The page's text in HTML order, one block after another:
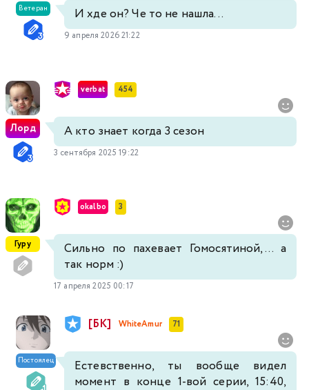
Ветеран И хде он? Че то не нашла...
9 апреля 2026 21:22
Лорд
verbat 454
А кто знает когда 3 сезон
3 сентября 2025 19:22
Гуру
okalbo 3
Сильно по пахевает Гомосятиной,... а
так норм :)
17 апреля 2025 00:17
Постоялец
[БК] WhiteAmur 71
Естевственно, ты вообще видел
момент в конце 1-вой серии, 15:40,